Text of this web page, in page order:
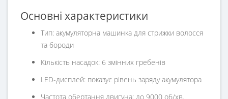
Основні характеристики
Тип: акумуляторна машинка для стрижки волосся
та бороди
Кількість насадок: 6 змінних гребенів
LED-дисплей: показує рівень заряду акумулятора
Частота обертання двигуна: до 9000 об/хв.